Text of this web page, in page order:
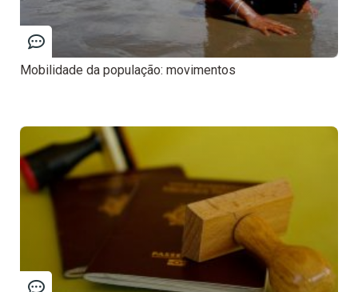
Mobilidade da população: movimentos